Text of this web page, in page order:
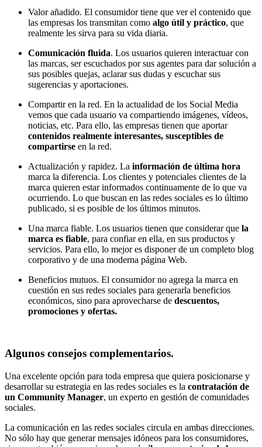
Valor añadido. El consumidor tiene que ver el contenido que
las empresas los transmitan como algo útil y práctico, que
realmente les sirva para su vida diaria.
Comunicación fluida. Los usuarios quieren interactuar con
las marcas, ser escuchados por sus agentes para dar solución a
sus posibles quejas, aclarar sus dudas y escuchar sus
sugerencias y aportaciones.
Compartir en la red. En la actualidad de los Social Media
vemos que cada usuario va compartiendo imágenes, vídeos,
noticias, etc. Para ello, las empresas tienen que aportar
contenidos realmente interesantes, susceptibles de
compartirse en la red.
Actualización y rapidez. La información de última hora
marca la diferencia. Los clientes y potenciales clientes de la
marca quieren estar informados continuamente de lo que va
ocurriendo. Lo que buscan en las redes sociales es lo último
publicado, si es posible de los últimos minutos.
Una marca fiable. Los usuarios tienen que considerar que la
marca es fiable, para confiar en ella, en sus productos y
servicios. Para ello, lo mejor es disponer de un completo blog
corporativo y de una moderna página Web.
Beneficios mutuos. El consumidor no agrega la marca en
cuestión en sus redes sociales para generarla beneficios
económicos, sino para aprovecharse de descuentos,
promociones y ofertas.
Algunos consejos complementarios.
Una excelente opción para toda empresa que quiera posicionarse y
desarrollar su estrategia en las redes sociales es la contratación de
un Community Manager, un experto en gestión de comunidades
sociales.
La comunicación en las redes sociales circula en ambas direcciones.
No sólo hay que generar mensajes idóneos para los consumidores,